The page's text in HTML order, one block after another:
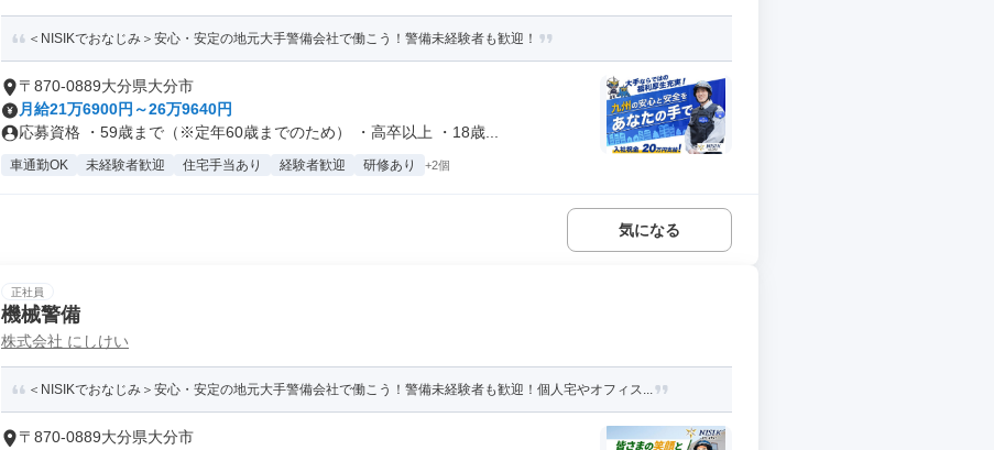
＜NISIKでおなじみ＞安心・安定の地元大手警備会社で働こう！警備未経験者も歓迎！
〒870-0889大分県大分市
月給21万6900円～26万9640円
応募資格 ・59歳まで（※定年60歳までのため） ・高卒以上 ・18歳...
車通勤OK 未経験者歓迎 住宅手当あり 経験者歓迎 研修あり +2個
気になる
正社員
機械警備
株式会社 にしけい
＜NISIKでおなじみ＞安心・安定の地元大手警備会社で働こう！警備未経験者も歓迎！個人宅やオフィス...
〒870-0889大分県大分市